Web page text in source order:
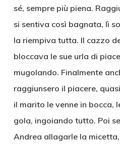
sé, sempre più piena.
si sentiva così bagnata, lì
la riempiva tutta. Il cazzo
bloccava le sue urla di
mugolando. Finalmente
raggiunsero il piacere,
il marito le venne in bocca,
gola, ingoiando tutto. Poi
Andrea allagarle la